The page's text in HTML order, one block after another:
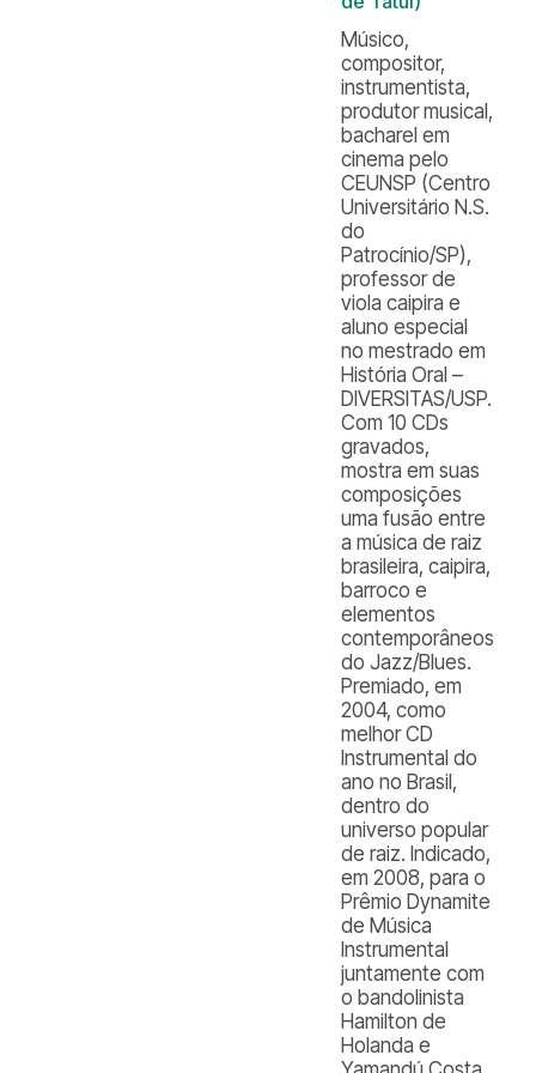
Músico,
compositor,
instrumentista,
produtor musical,
bacharel em
cinema pelo
CEUNSP (Centro
Universitário N.S.
do
Patrocínio/SP),
professor de
viola caipira e
aluno especial
no mestrado em
História Oral –
DIVERSITAS/USP.
Com 10 CDs
gravados,
mostra em suas
composições
uma fusão entre
a música de raiz
brasileira, caipira,
barroco e
elementos
contemporâneos
do Jazz/Blues.
Premiado, em
2004, como
melhor CD
Instrumental do
ano no Brasil,
dentro do
universo popular
de raiz. Indicado,
em 2008, para o
Prêmio Dynamite
de Música
Instrumental
juntamente com
o bandolinista
Hamilton de
Holanda e